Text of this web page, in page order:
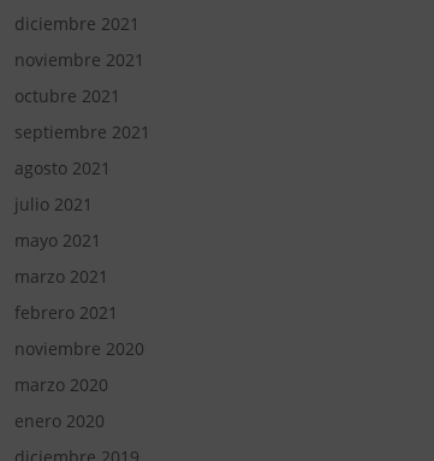
diciembre 2021
noviembre 2021
octubre 2021
septiembre 2021
agosto 2021
julio 2021
mayo 2021
marzo 2021
febrero 2021
noviembre 2020
marzo 2020
enero 2020